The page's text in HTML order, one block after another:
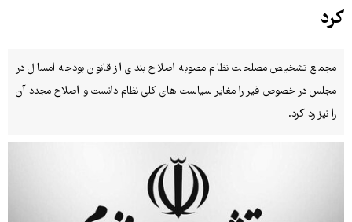
کرد
مجمع تشخیص مصلحت نظام مصوبه اصلاح بندی از قانون بودجه امسال در
مجلس در خصوص قیر را مغایر سیاست های کلی نظام دانست و اصلاح مجدد آن
را نیز رد کرد.